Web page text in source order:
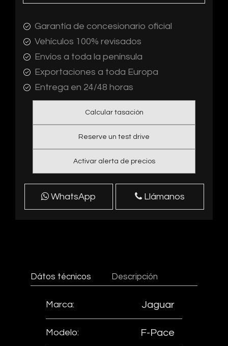
Garantía de concesionario oficial
Vehículos 100% revisados
Envíos a toda la península
Exportaciones a toda Europa
Entrega en 24/48 horas
Calcular tasación
Reserve un test drive
Activar alerta de precios
WhatsApp Llámanos
Dátos técnicos Descripción
Marca: Jaguar
Modelo: F-Pace